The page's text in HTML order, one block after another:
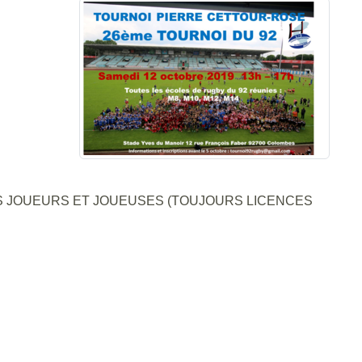
JOUEURS ET JOUEUSES (TOUJOURS LICENCES